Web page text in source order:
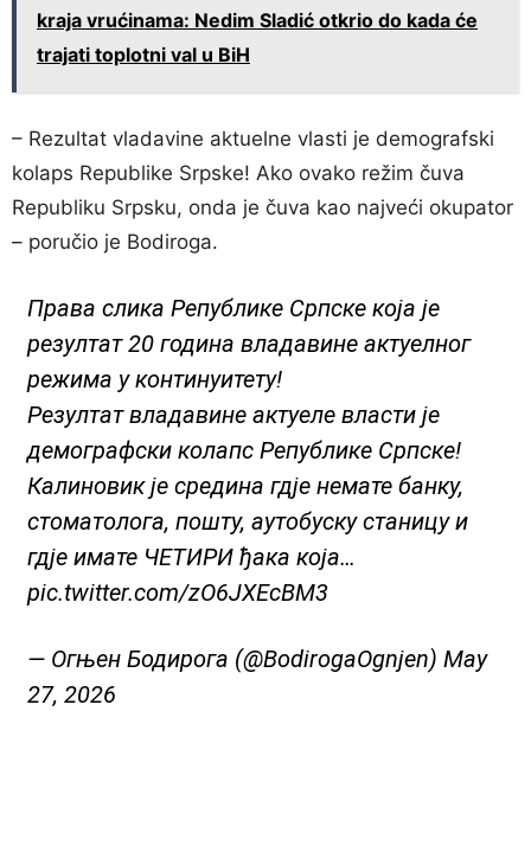
kraja vrućinama: Nedim Sladić otkrio do kada će
trajati toplotni val u BiH
– Rezultat vladavine aktuelne vlasti je demografski
kolaps Republike Srpske! Ako ovako režim čuva
Republiku Srpsku, onda je čuva kao najveći okupator
– poručio je Bodiroga.
Права слика Републике Српске која је
резултат 20 година владавине актуелног
режима у континуитету!
Резултат владавине актуеле власти је
демографски колапс Републике Српске!
Калиновик је средина гдје немате банку,
стоматолога, пошту, аутобуску станицу и
гдје имате ЧЕТИРИ ђака која…
pic.twitter.com/zO6JXEcBM3
— Огњен Бодирога (@BodirogaOgnjen) May
27, 2026